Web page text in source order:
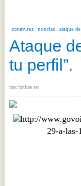
zonavirus / noticias / ataque
Ataque
tu perfil”.
msc hotline sat
http://
29-a-las-